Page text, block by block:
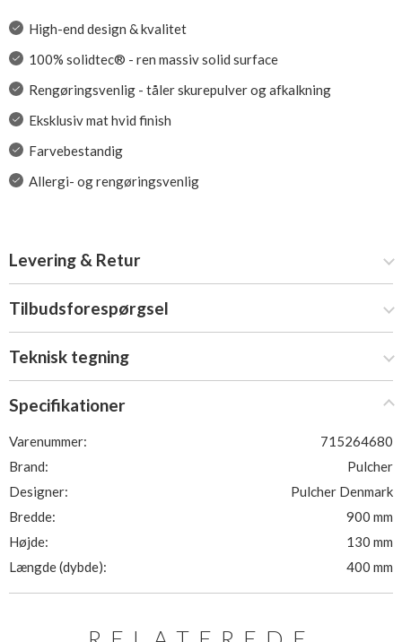
High-end design & kvalitet
100% solidtec® - ren massiv solid surface
Rengøringsvenlig - tåler skurepulver og afkalkning
Eksklusiv mat hvid finish
Farvebestandig
Allergi- og rengøringsvenlig
Levering & Retur
Tilbudsforespørgsel
Teknisk tegning
Specifikationer
Varenummer:
715264680
Brand:
Pulcher
Designer:
Pulcher Denmark
Bredde:
900 mm
Højde:
130 mm
Længde (dybde):
400 mm